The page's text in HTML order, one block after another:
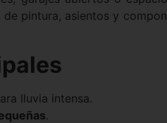
pintura, asientos y
lluvia intensa.
.